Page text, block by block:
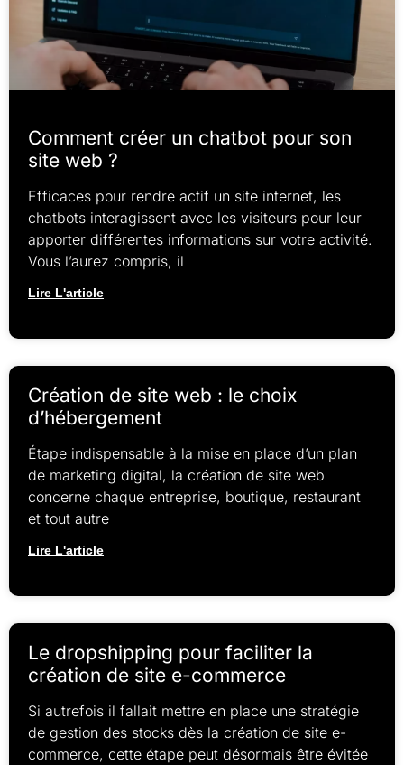
Comment créer un chatbot pour son
site web ?
Efficaces pour rendre actif un site internet, les
chatbots interagissent avec les visiteurs pour leur
apporter différentes informations sur votre activité.
Vous l’aurez compris, il
Lire L'article
Création de site web : le choix
d’hébergement
Étape indispensable à la mise en place d’un plan
de marketing digital, la création de site web
concerne chaque entreprise, boutique, restaurant
et tout autre
Lire L'article
Le dropshipping pour faciliter la
création de site e-commerce
Si autrefois il fallait mettre en place une stratégie
de gestion des stocks dès la création de site e-
commerce, cette étape peut désormais être évitée